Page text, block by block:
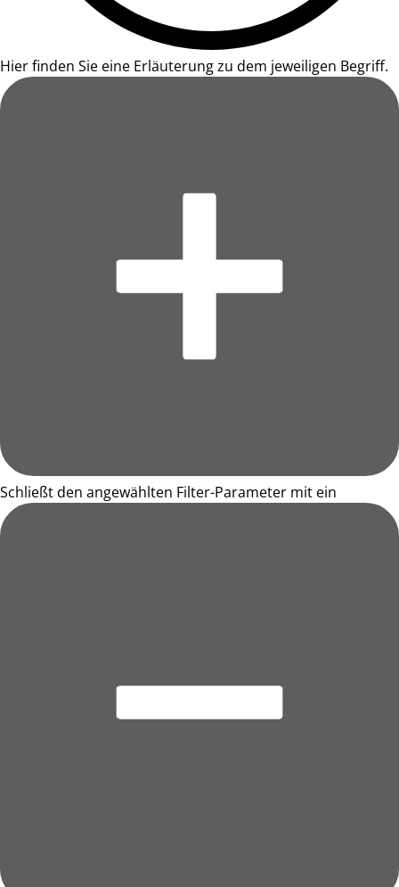
Hier finden Sie eine Erläuterung zu dem jeweiligen Begriff.
Schließt den angewählten Filter-Parameter mit ein